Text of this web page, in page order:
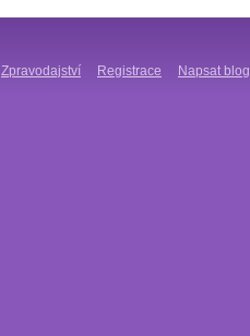
Zpravodajství Registrace Napsat blog